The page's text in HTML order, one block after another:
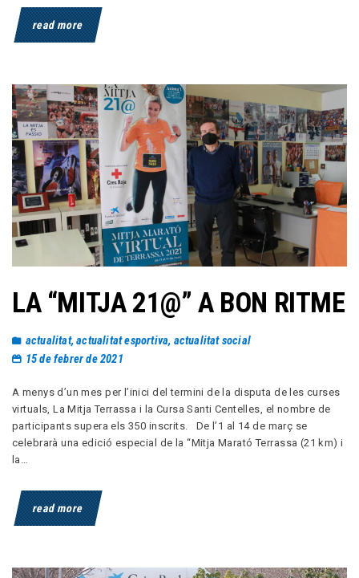
read more
LA “MITJA 21@” A BON RITME
actualitat,actualitat esportiva, actualitat social
15 de febrer de 2021
A menys d’un mes per l’inici del termini de la disputa de les curses
virtuals, La Mitja Terrassa i la Cursa Santi Centelles, el nombre de
participants supera els 350 inscrits. De l’1 al 14 de març se
celebrarà una edició especial de la “Mitja Marató Terrassa (21 km) i
la…
read more